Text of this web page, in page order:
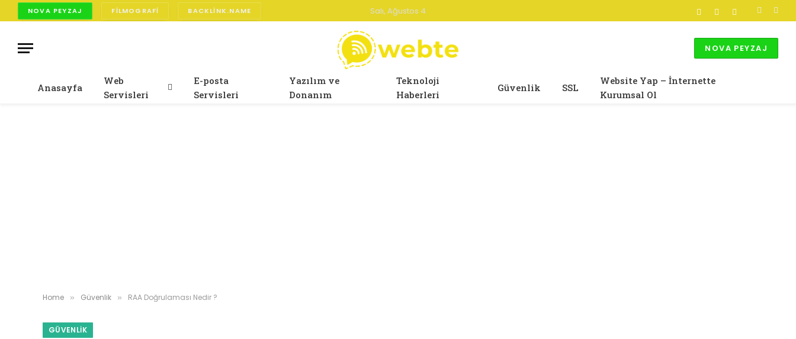
NOVA PEYZAJ FILMOGRAFI BACKLINK.NAME Salı, Ağustos 4 Facebook
X
Instagram
NOVA PEYZAJ
Anasayfa
Web
Servisleri
E-posta
Servisleri
Yazılım ve
Donanım
Teknoloji
Haberleri
Güvenlik SSL
Website Yap – İnternette
Kurumsal Ol
Home » Güvenlik » RAA Doğrulaması Nedir ?
GÜVENLIK